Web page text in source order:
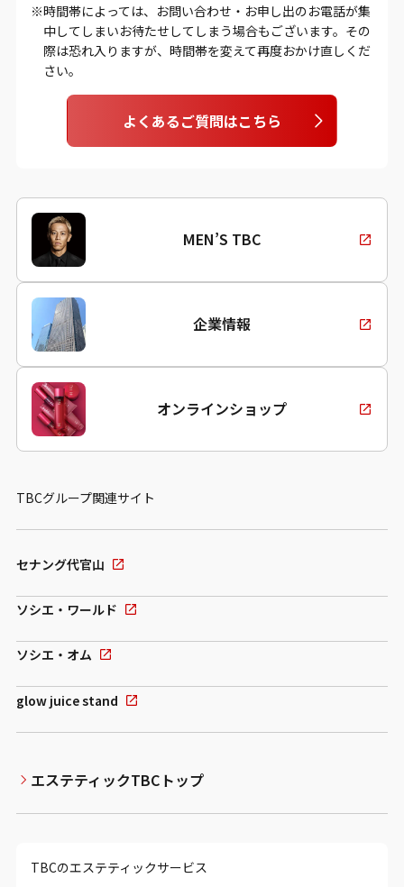
時間帯によっては、お問い合わせ・お申し出のお電話が集
中してしまいお待たせしてしまう場合もございます。その
際は恐れ入りますが、時間帯を変えて再度おかけ直しくだ
さい。
よくあるご質問はこちら
MEN’S TBC
企業情報
オンラインショップ
TBCグループ関連サイト
セナング代官山
ソシエ・ワールド
ソシエ・オム
glow juice stand
エステティックTBCトップ
TBCのエステティックサービス